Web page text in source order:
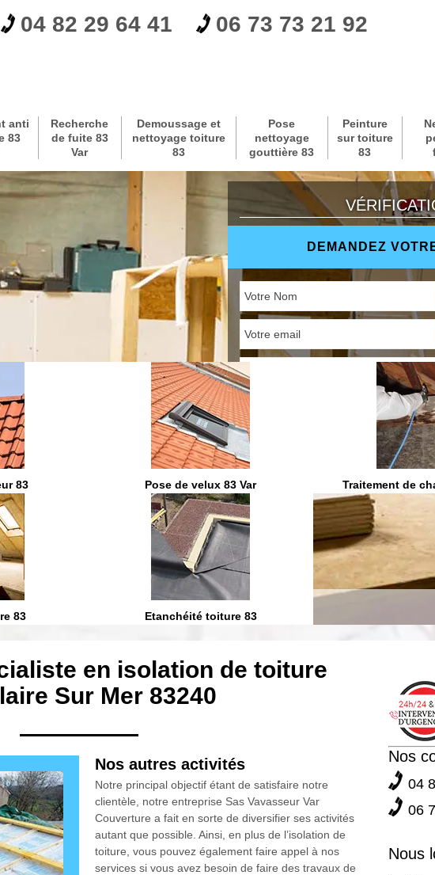
04 82 29 64 41 06 73 73 21 92
anti
83
Recherche
de fuite 83
Var
Demoussage et
nettoyage toiture
83
Pose
nettoyage
gouttière 83
Peinture
sur toiture
83
DEMANDEZ
On vous
83 Pose de velux 83 Var Traitement de
83 Etanchéité toiture 83
en isolation de toiture
Sur Mer 83240
Nos autres activités
Notre principal objectif étant de satisfaire notre
clientèle, notre entreprise Sas Vavasseur Var
Couverture a fait en sorte de diversifier ses activités
autant que possible. Ainsi, en plus de l’isolation de
toiture, vous pouvez également faire appel à nos
services si vous avez besoin de faire des travaux de
Nos
04
06
Nous